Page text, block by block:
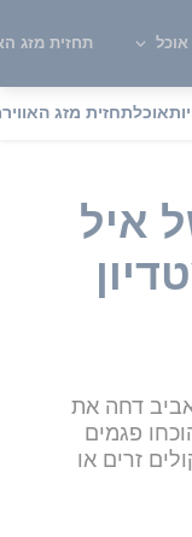
אוכל תחזית מזג
אוכלתחזית מזג האוויר
איל
דחה את
פגמים
זרים או